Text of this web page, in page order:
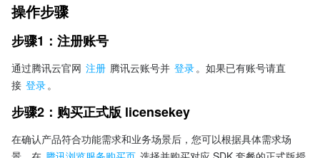
操作步骤
步骤1：注册账号
通过腾讯云官网 注册 腾讯云账号并 登录。如果已有账号请直
接 登录。
步骤2：购买正式版 licensekey
在确认产品符合功能需求和业务场景后，您可以根据具体需求场